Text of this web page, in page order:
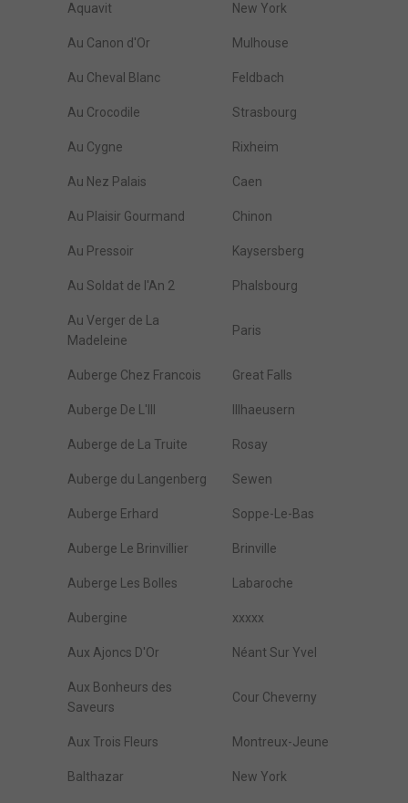
Aquavit New York
Au Canon d'Or Mulhouse
Au Cheval Blanc Feldbach
Au Crocodile Strasbourg
Au Cygne Rixheim
Au Nez Palais Caen
Au Plaisir Gourmand Chinon
Au Pressoir Kaysersberg
Au Soldat de l'An 2 Phalsbourg
Au Verger de La
Madeleine
Paris
Auberge Chez Francois Great Falls
Auberge De L'Ill Illhaeusern
Auberge de La Truite Rosay
Auberge du Langenberg Sewen
Auberge Erhard Soppe-Le-Bas
Auberge Le Brinvillier Brinville
Auberge Les Bolles Labaroche
Aubergine xxxxx
Aux Ajoncs D'Or Néant Sur Yvel
Aux Bonheurs des
Saveurs
Cour Cheverny
Aux Trois Fleurs Montreux-Jeune
Balthazar New York